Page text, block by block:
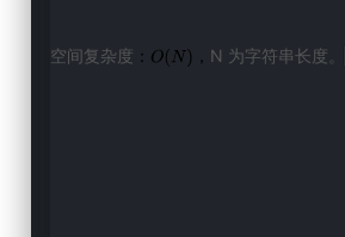
空间复杂度 ： ， N 为字符串长度。